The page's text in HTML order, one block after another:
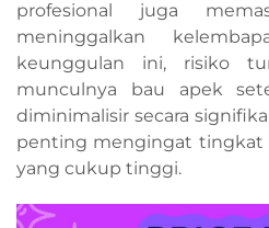
profesional juga
meninggalkan
keunggulan ini, risiko
munculnya bau apek
diminimalisir secara
penting mengingat tingkat
yang cukup tinggi.